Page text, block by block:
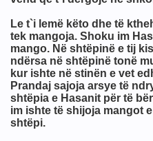
Le t`i lemë këto dhe të
tek mangoja. Shoku im
mango. Në shtëpinë e tij
ndërsa në shtëpinë tonë
kur ishte në stinën e vet
Prandaj sajoja arsye të
shtëpia e Hasanit për të
im ishte të shijoja mangot
shtëpi.